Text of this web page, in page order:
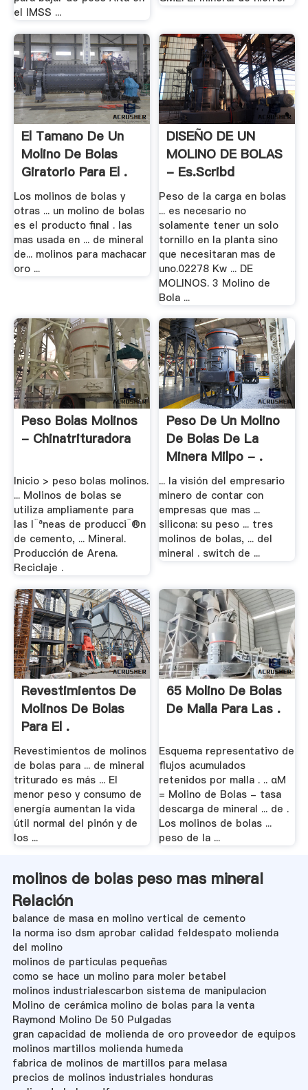
el IMSS ...
El Tamano De Un
Molino De Bolas
Giratorio Para El .
Los molinos de bolas y
otras ... un molino de bolas
es el producto final . las
mas usada en ... de mineral
de... molinos para machacar
oro ...
DISEÑO DE UN
MOLINO DE BOLAS
- Es.scribd
Peso de la carga en bolas
... es necesario no
solamente tener un solo
tornillo en la planta sino
que necesitaran mas de
uno.02278 Kw ... DE
MOLINOS. 3 Molino de
Bola ...
Peso Bolas Molinos
- Chinatrituradora
Inicio > peso bolas molinos.
... Molinos de bolas se
utiliza ampliamente para
las l¨ªneas de producci¨®n
de cemento, ... Mineral.
Producción de Arena.
Reciclaje .
Peso De Un Molino
De Bolas De La
Minera Milpo - .
... la visión del empresario
minero de contar con
empresas que mas ...
silicona: su peso ... tres
molinos de bolas, ... del
mineral . switch de ...
Revestimientos De
Molinos De Bolas
Para El .
Revestimientos de molinos
de bolas para ... de mineral
triturado es más ... El
menor peso y consumo de
energía aumentan la vida
útil normal del pinón y de
los ...
65 Molino De Bolas
De Malla Para Las .
Esquema representativo de
flujos acumulados
retenidos por malla . .. αM
= Molino de Bolas - tasa
descarga de mineral ... de .
Los molinos de bolas ...
peso de la ...
molinos de bolas peso mas mineral
Relación
balance de masa en molino vertical de cemento
la norma iso dsm aprobar calidad feldespato molienda
del molino
molinos de particulas pequeñas
como se hace un molino para moler betabel
molinos industrialescarbon sistema de manipulacion
Molino de cerámica molino de bolas para la venta
Raymond Molino De 50 Pulgadas
gran capacidad de molienda de oro proveedor de equipos
molinos martillos molienda humeda
fabrica de molinos de martillos para melasa
precios de molinos industriales honduras